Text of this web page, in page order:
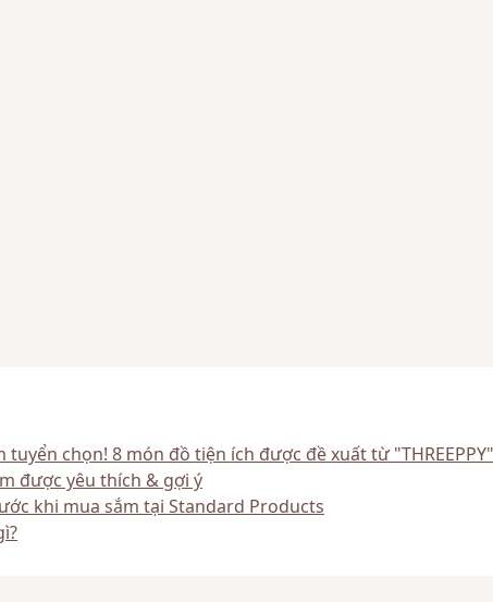
chọn! 8 món đồ tiện ích được đề xuất từ "THREEPPY"
được yêu thích & gợi ý
khi mua sắm tại Standard Products